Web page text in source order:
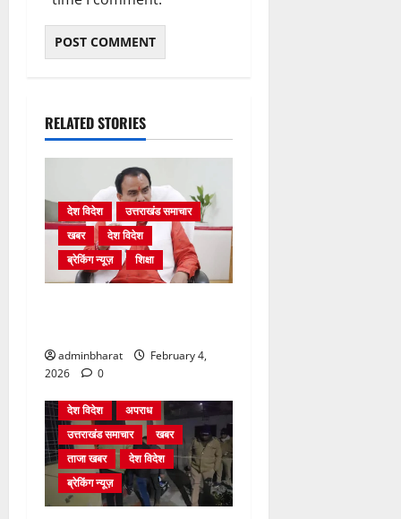
RELATED STORIES
देश विदेश
उत्तराखंड समाचार
खबर
देश विदेश
ब्रेकिंग न्यूज़
शिक्षा
adminbharat
February 4,
2026
0
देश विदेश
अपराध
उत्तराखंड समाचार
खबर
ताजा खबर
देश विदेश
ब्रेकिंग न्यूज़